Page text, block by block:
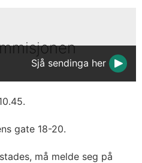
Sjå sendinga her
gate 18-20.
må melde seg på